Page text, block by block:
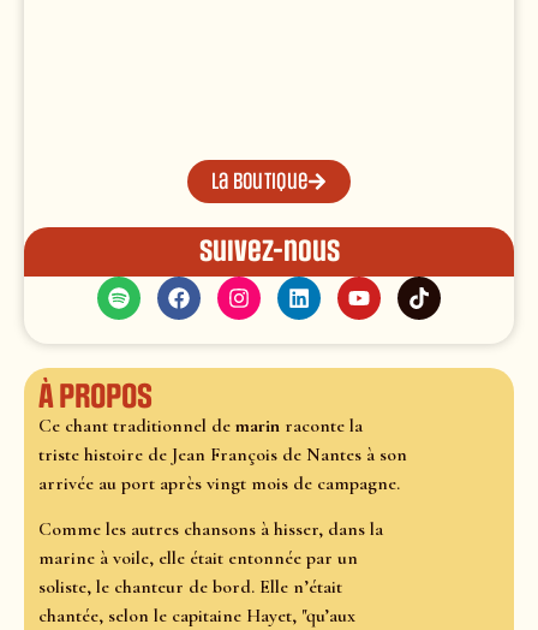
La boutique
Suivez-nous
À propos
Ce chant traditionnel de marin raconte la
triste histoire de Jean François de Nantes à son
arrivée au port après vingt mois de campagne.
Comme les autres chansons à hisser, dans la
marine à voile, elle était entonnée par un
soliste, le chanteur de bord. Elle n’était
chantée, selon le capitaine Hayet, "qu’aux